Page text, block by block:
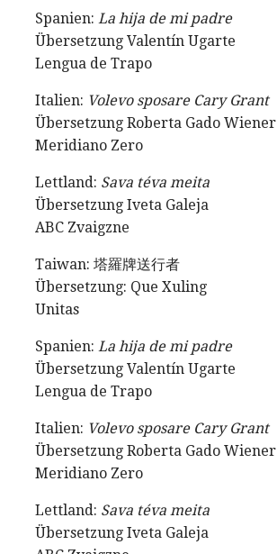
Spanien: La hija de mi padre
Übersetzung Valentín Ugarte
Lengua de Trapo
Italien: Volevo sposare Cary Grant
Übersetzung Roberta Gado Wiener
Meridiano Zero
Lettland: Sava téva meita
Übersetzung Iveta Galeja
ABC Zvaigzne
Taiwan: 塔羅牌送行者
Übersetzung: Que Xuling
Unitas
Spanien: La hija de mi padre
Übersetzung Valentín Ugarte
Lengua de Trapo
Italien: Volevo sposare Cary Grant
Übersetzung Roberta Gado Wiener
Meridiano Zero
Lettland: Sava téva meita
Übersetzung Iveta Galeja